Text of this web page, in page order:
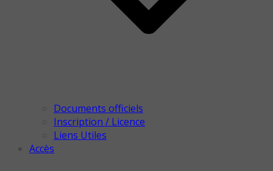
Documents officiels
Inscription / Licence
Liens Utiles
Accès